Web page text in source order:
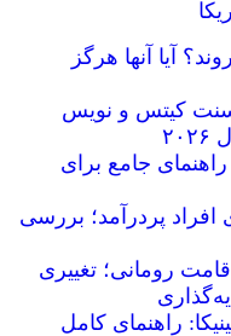
آیا آنها هرگز
سنت کیتس و نویس
جامع برای
افراد پردرآمد؛ بررسی
رومانی؛ تغییری
راهنمای کامل